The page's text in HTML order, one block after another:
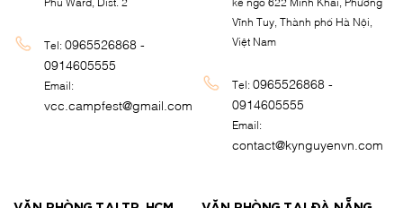
Tel:0965526868 -
0914605555
Email:
vcc.campfest@gmail.com
Vĩnh Tuy, Thành phố Hà Nội,
Việt Nam
Tel:0965526868 -
0914605555
Email:
contact@kynguyenvn.com